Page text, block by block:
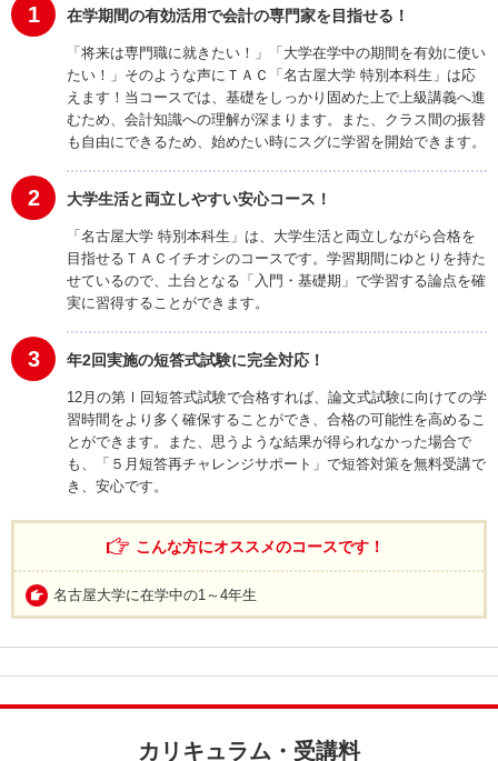
1 在学期間の有効活用で会計の専門家を目指せる！
「将来は専門職に就きたい！」「大学在学中の期間を有効に使い
たい！」そのような声にＴＡＣ「名古屋大学 特別本科生」は応
えます！当コースでは、基礎をしっかり固めた上で上級講義へ進
むため、会計知識への理解が深まります。また、クラス間の振替
も自由にできるため、始めたい時にスグに学習を開始できます。
2 大学生活と両立しやすい安心コース！
「名古屋大学 特別本科生」は、大学生活と両立しながら合格を
目指せるＴＡＣイチオシのコースです。学習期間にゆとりを持た
せているので、土台となる「入門・基礎期」で学習する論点を確
実に習得することができます。
3 年2回実施の短答式試験に完全対応！
12月の第Ⅰ回短答式試験で合格すれば、論文式試験に向けての学
習時間をより多く確保することができ、合格の可能性を高めるこ
とができます。また、思うような結果が得られなかった場合で
も、「５月短答再チャレンジサポート」で短答対策を無料受講で
き、安心です。
こんな方にオススメのコースです！
名古屋大学に在学中の1～4年生
カリキュラム・受講料